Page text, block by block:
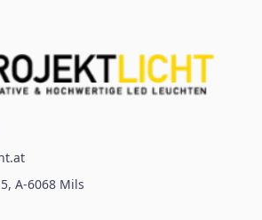
, A-6068 Mils